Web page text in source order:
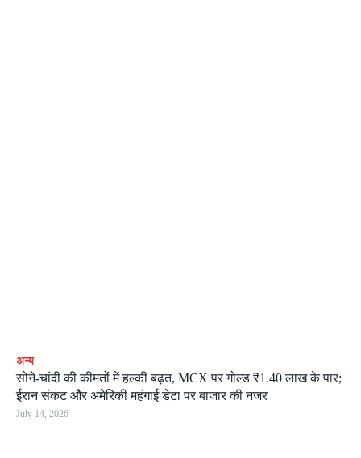
अन्य
सोने-चांदी की कीमतों में हल्की बढ़त, MCX पर गोल्ड ₹1.40 लाख के पार;
ईरान संकट और अमेरिकी महंगाई डेटा पर बाजार की नजर
July 14, 2026